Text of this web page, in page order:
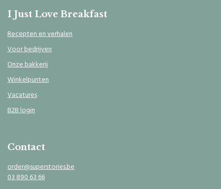
I Just Love Breakfast
Recepten en verhalen
Voor bedrijven
Onze bakkerij
Winkelpunten
Vacatures
B2B login
Contact
order@superstories.be
03 890 63 66